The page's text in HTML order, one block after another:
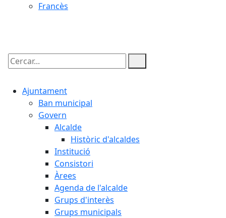
Francès
Cercar:
Ajuntament
Ban municipal
Govern
Alcalde
Històric d'alcaldes
Institució
Consistori
Àrees
Agenda de l'alcalde
Grups d'interès
Grups municipals